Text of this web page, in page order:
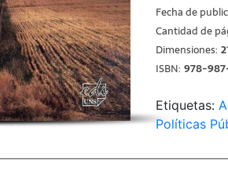
Humanas y
Janeiro
Fecha de
Cantidad de
Dimensiones:
ISBN: 978-
Etiquetas:
Políticas